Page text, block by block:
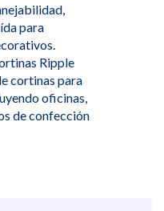
para
Ripple
cortinas para
oficinas,
de confección